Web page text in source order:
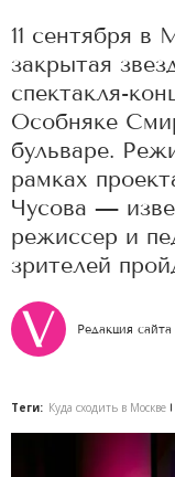
11 сентября в
закрытая
спектакля-
Особняке
бульваре.
рамках
Чусова —
режиссер и
зрителей
Редакция сайта
Теги: Куда сходить в Москве